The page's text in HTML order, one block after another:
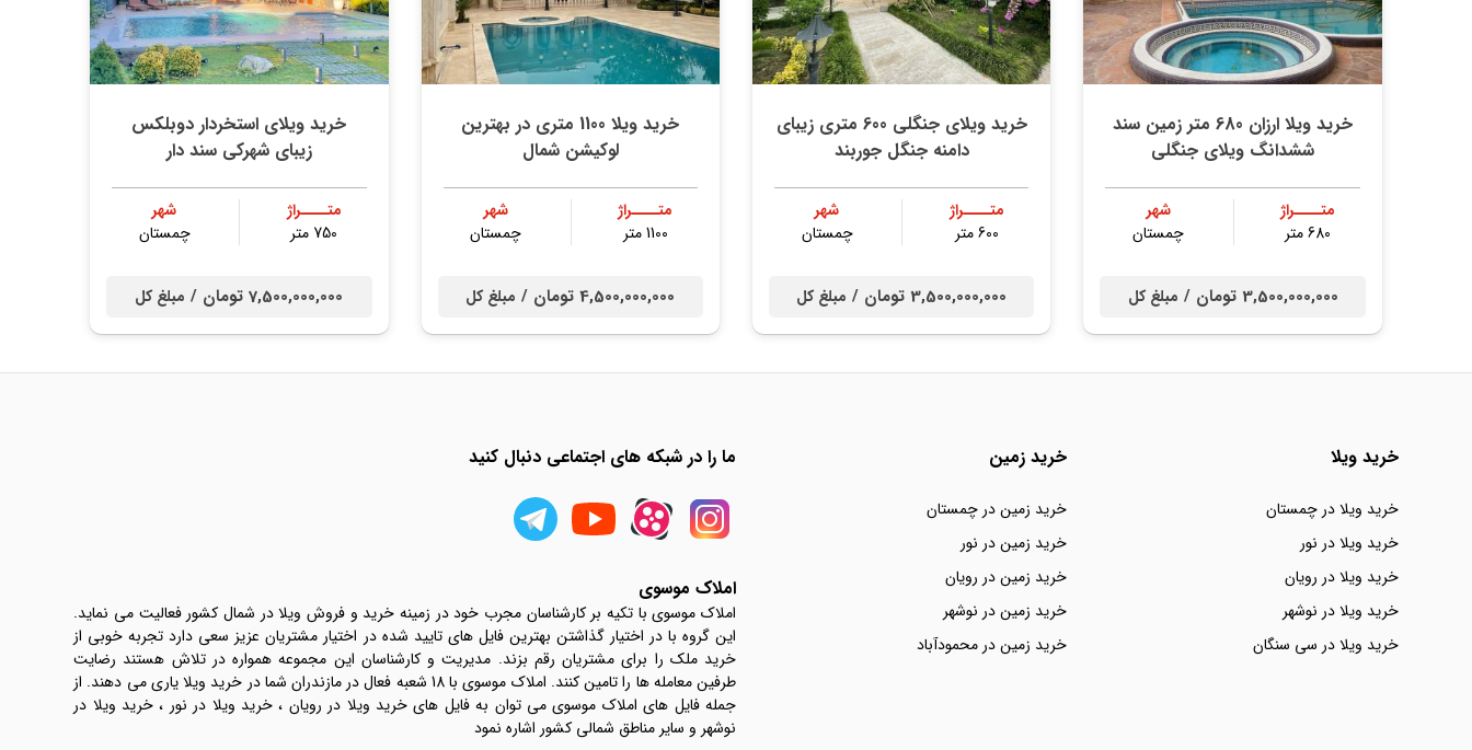
خرید ویلا ارزان 680 متر زمین سند
ششدانگ ویلای جنگلی
متــــراژ
680 متر
شهر
چمستان
3,500,000,000 تومان / مبلغ کل
خرید ویلای جنگلی 600 متری زیبای
دامنه جنگل جوربند
متــــراژ
600 متر
شهر
چمستان
3,500,000,000 تومان / مبلغ کل
خرید ویلا 1100 متری در بهترین
لوکیشن شمال
متــــراژ
1100 متر
شهر
چمستان
4,500,000,000 تومان / مبلغ کل
خرید ویلای استخردار دوبلکس
زیبای شهرکی سند دار
متــــراژ
750 متر
شهر
چمستان
7,500,000,000 تومان / مبلغ کل
خرید ویلا
خرید ویلا در چمستان
خرید ویلا در نور
خرید ویلا در رویان
خرید ویلا در نوشهر
خرید ویلا در سی سنگان
خرید زمین
خرید زمین در چمستان
خرید زمین در نور
خرید زمین در رویان
خرید زمین در نوشهر
خرید زمین در محمودآباد
ما را در شبکه های اجتماعی دنبال کنید
املاک موسوی
املاک موسوی با تکیه بر کارشناسان مجرب خود در زمینه خرید و فروش ویلا در شمال کشور فعالیت می نماید.
این گروه با در اختیار گذاشتن بهترین فایل های تایید شده در اختیار مشتریان عزیز سعی دارد تجربه خوبی از
خرید ملک را برای مشتریان رقم بزند. مدیریت و کارشناسان این مجموعه همواره در تلاش هستند رضایت
طرفین معامله ها را تامین کنند. املاک موسوی با 18 شعبه فعال در مازندران شما در خرید ویلا یاری می دهند. از
جمله فایل های املاک موسوی می توان به فایل های خرید ویلا در رویان ، خرید ویلا در نور ، خرید ویلا در
نوشهر و سایر مناطق شمالی کشور اشاره نمود